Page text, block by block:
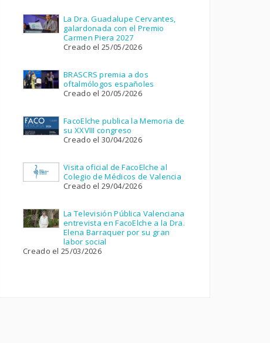
La Dra. Guadalupe Cervantes,
galardonada con el Premio
Carmen Piera 2027
Creado el 25/05/2026
BRASCRS premia a dos
oftalmólogos españoles
Creado el 20/05/2026
FacoElche publica la Memoria de
su XXVIII congreso
Creado el 30/04/2026
Visita oficial de FacoElche al
Colegio de Médicos de Valencia
Creado el 29/04/2026
La Televisión Pública Valenciana
entrevista en FacoElche a la Dra.
Elena Barraquer por su gran
labor social
Creado el 25/03/2026